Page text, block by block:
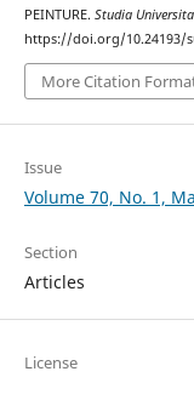
PEINTURE. Studia
https://doi.org/10.24193/
More Citation
Issue
Volume 70, No. 1,
Section
Articles
License